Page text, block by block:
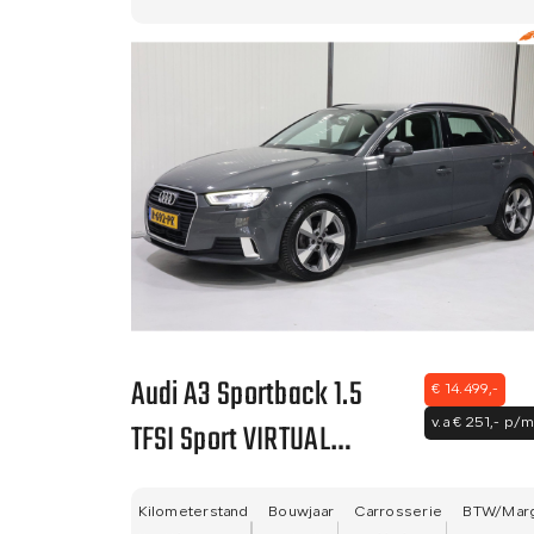
Audi A3 Sportback 1.5
TFSI Sport VIRTUAL
€ 14.499,-
v.a € 251,- p/m
Kilometerstand Bouwjaar Carrosserie BTW/